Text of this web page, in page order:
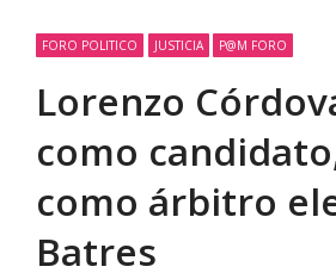
FORO POLITICO JUSTICIA P@M FORO
Lorenzo
como
como árbitro
Batres